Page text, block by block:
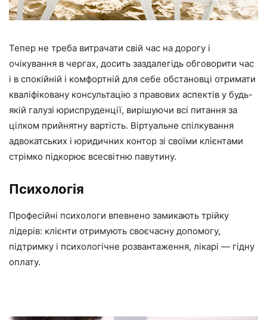
Тепер не треба витрачати свій час на дорогу і
очікування в чергах, досить заздалегідь обговорити час
і в спокійній і комфортній для себе обстановці отримати
кваліфіковану консультацію з правових аспектів у будь-
якій галузі юриспруденції, вирішуючи всі питання за
цілком прийнятну вартість. Віртуальне спілкування
адвокатських і юридичних контор зі своїми клієнтами
стрімко підкорює всесвітню павутину.
Психологія
Професійні психологи впевнено замикають трійку
лідерів: клієнти отримують своєчасну допомогу,
підтримку і психологічне розвантаження, лікарі — гідну
оплату.